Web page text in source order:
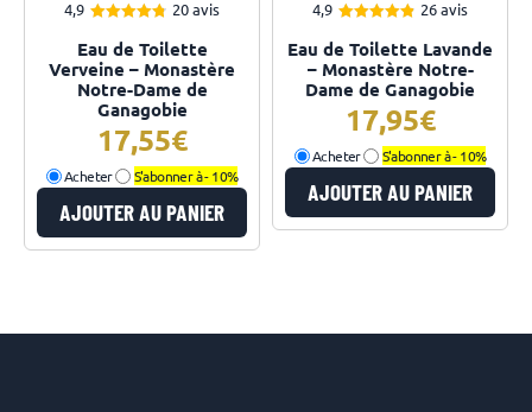
4,9
sur 5
20 avis
Eau de Toilette
Verveine – Monastère
Notre-Dame de
Ganagobie
17,55
Acheter S'abonner à -10%
AJOUTER AU PANIER
4,9
sur 5
26 avis
Eau de Toilette Lavande
– Monastère Notre-
Dame de Ganagobie
17,95
Acheter S'abonner à -10%
AJOUTER AU PANIER